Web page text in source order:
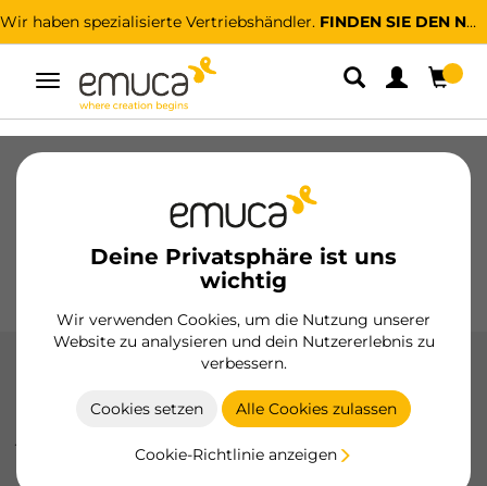
Wir haben spezialisierte Vertriebshändler. FINDEN SIE DEN NÄCHSTGELEGENEN
Umschaltbare
Navigation
Deine Privatsphäre ist uns
wichtig
Wir verwenden Cookies, um die Nutzung unserer
Website zu analysieren und dein Nutzererlebnis zu
verbessern.
Cookies setzen Alle Cookies zulassen
Cookie-Richtlinie anzeigen
Führungssysteme
Schiebesysteme
Griffe Sockel
LED-Leuchten von Emuca: Vielseitigkeit und Effizienz, um
und beleuchteten Spiegeln hervorzuheben.